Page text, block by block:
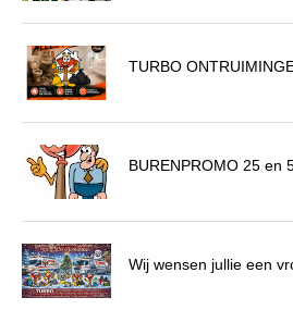
TURBO
BURENPROMO 25 en
Wij wensen jullie een